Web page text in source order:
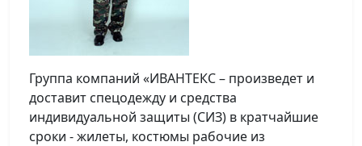
Группа компаний «ИВАНТЕКС – произведет и
доставит спецодежду и средства
индивидуальной защиты (СИЗ) в кратчайшие
сроки - жилеты, костюмы рабочие из